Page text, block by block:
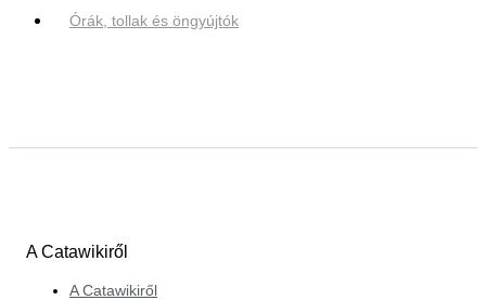
Órák, tollak és öngyújtók
A Catawikiről
A Catawikiről